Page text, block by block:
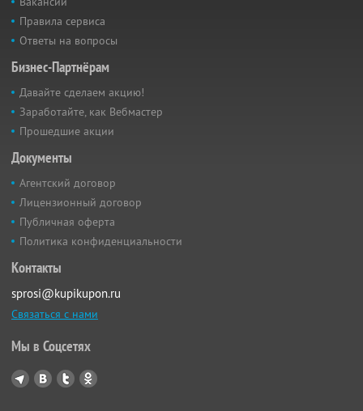
Правила сервиса
Ответы на вопросы
Бизнес-Партнёрам
Давайте сделаем акцию!
Заработайте, как Вебмастер
Прошедшие акции
Документы
Агентский договор
Лицензионный договор
Публичная оферта
Политика конфиденциальности
Контакты
sprosi@kupikupon.ru
Связаться с нами
Мы в Соцсетях